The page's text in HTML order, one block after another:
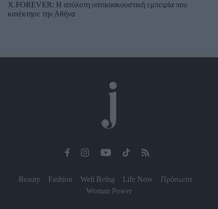
X.FOREVER: Η απόλυτη οπτικοακουστική εμπειρία που
κατέκτησε την Αθήνα
Beauty Fashion Well Being Life Now
Πρόσωπα
Woman Power